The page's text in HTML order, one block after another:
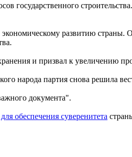
государственного
развитию
и призвал к увеличению
народа партия снова решила
документа".
обеспечения суверенитета